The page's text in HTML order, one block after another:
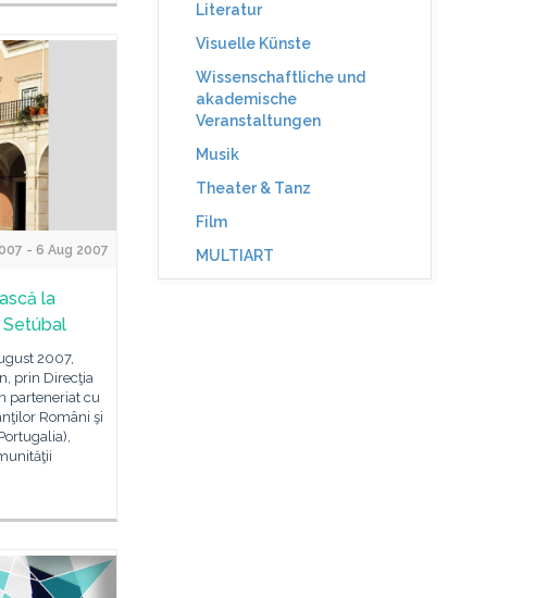
- 6 Aug 2007
la
Setúbal
2007,
prin Direcţia
parteneriat cu
Români şi
Literatur
Visuelle Künste
Wissenschaftliche und
akademische
Veranstaltungen
Musik
Theater & Tanz
Film
MULTIART